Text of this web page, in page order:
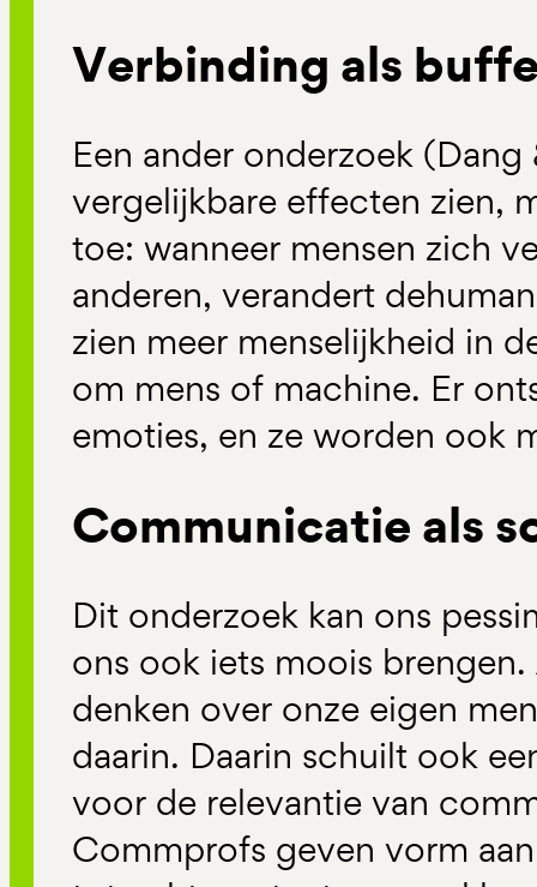
Verbinding als
Een ander onderzoek
vergelijkbare effecten zien,
toe: wanneer mensen zich
anderen, verandert
zien meer menselijkheid in
om mens of machine. Er
emoties, en ze worden ook
Communicatie als
Dit onderzoek kan ons
ons ook iets moois
denken over onze eigen
daarin. Daarin schuilt ook
voor de relevantie van
Commprofs geven vorm